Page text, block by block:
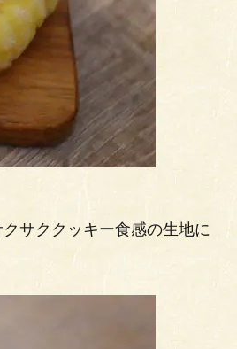
サククッキー食感の生地に